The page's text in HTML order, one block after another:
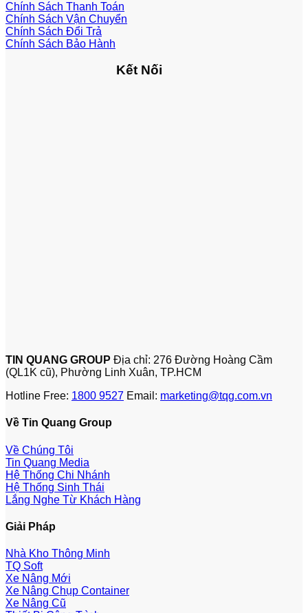
Chính Sách Thanh Toán
Chính Sách Vận Chuyển
Chính Sách Đổi Trả
Chính Sách Bảo Hành
Kết Nối
TIN QUANG GROUP Địa chỉ: 276 Đường Hoàng Cầm
(QL1K cũ), Phường Linh Xuân, TP.HCM
Hotline Free: 1800 9527 Email: marketing@tqg.com.vn
Về Tin Quang Group
Về Chúng Tôi
Tin Quang Media
Hệ Thống Chi Nhánh
Hệ Thống Sinh Thái
Lắng Nghe Từ Khách Hàng
Giải Pháp
Nhà Kho Thông Minh
TQ Soft
Xe Nâng Mới
Xe Nâng Chụp Container
Xe Nâng Cũ